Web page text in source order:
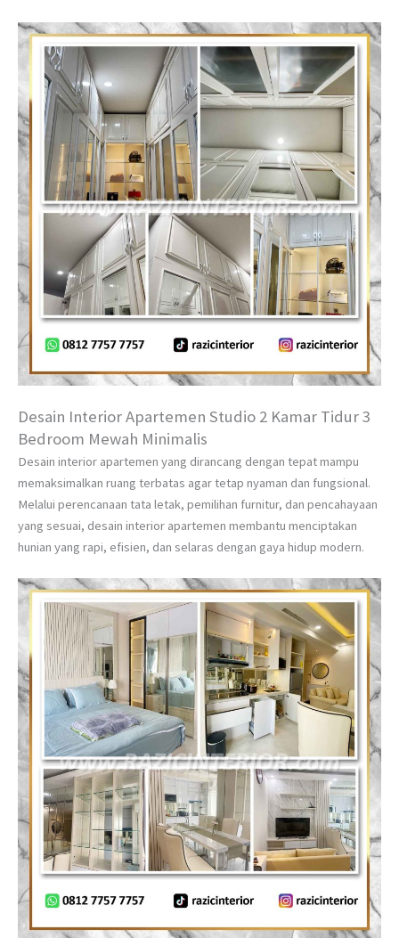
Desain Interior Apartemen Studio 2 Kamar Tidur 3
Bedroom Mewah Minimalis
Desain interior apartemen yang dirancang dengan tepat mampu
memaksimalkan ruang terbatas agar tetap nyaman dan fungsional.
Melalui perencanaan tata letak, pemilihan furnitur, dan pencahayaan
yang sesuai, desain interior apartemen membantu menciptakan
hunian yang rapi, efisien, dan selaras dengan gaya hidup modern.